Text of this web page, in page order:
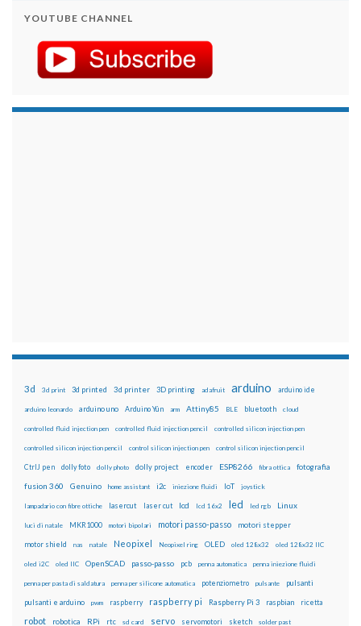
YOUTUBE CHANNEL
3d 3d print 3d printed 3d printer 3D printing adafruit arduino arduino ide
arduino leonardo arduino uno Arduino Yún arm Attiny85 BLE bluetooth cloud
controlled fluid injection pen controlled fluid injection pencil controlled silicon injection pen
controlled silicon injection pencil control silicon injection pen control silicon injection pencil
CtrlJ pen dolly foto dolly photo dolly project encoder ESP8266 fibra ottica fotografia
fusion 360 Genuino home assistant i2c iniezione fluidi IoT joystick
lampadario con fibre ottiche lasercut laser cut lcd lcd 16x2 led led rgb Linux
luci di natale MKR1000 motori bipolari motori passo-passo motori stepper
motor shield nas natale Neopixel Neopixel ring OLED oled 128x32 oled 128x32 IIC
oled i2C oled IIC OpenSCAD passo-passo pcb penna automatica penna iniezione fluidi
penna per pasta di saldatura penna per silicone automatica potenziometro pulsante pulsanti
pulsanti e arduino pwm raspberry raspberry pi Raspberry Pi 3 raspbian ricetta
robot robotica RPi rtc sd card servo servomotori sketch solder past